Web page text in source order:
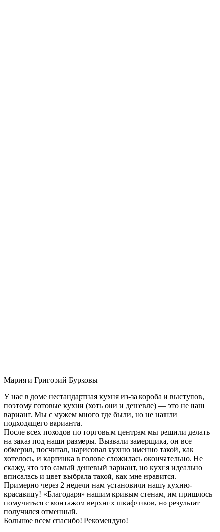
Мария и Григорий Бурковы
У нас в доме нестандартная кухня из-за короба и выступов,
поэтому готовые кухни (хоть они и дешевле) — это не наш
вариант. Мы с мужем много где были, но не нашли
подходящего варианта.
После всех походов по торговым центрам мы решили делать
на заказ под наши размеры. Вызвали замерщика, он все
обмерил, посчитал, нарисовал кухню именно такой, как
хотелось, и картинка в голове сложилась окончательно. Не
скажу, что это самый дешевый вариант, но кухня идеально
вписалась и цвет выбрала такой, как мне нравится.
Примерно через 2 недели нам установили нашу кухню-
красавицу! «Благодаря» нашим кривым стенам, им пришлось
помучиться с монтажом верхних шкафчиков, но результат
получился отменный.
Большое всем спасибо! Рекомендую!